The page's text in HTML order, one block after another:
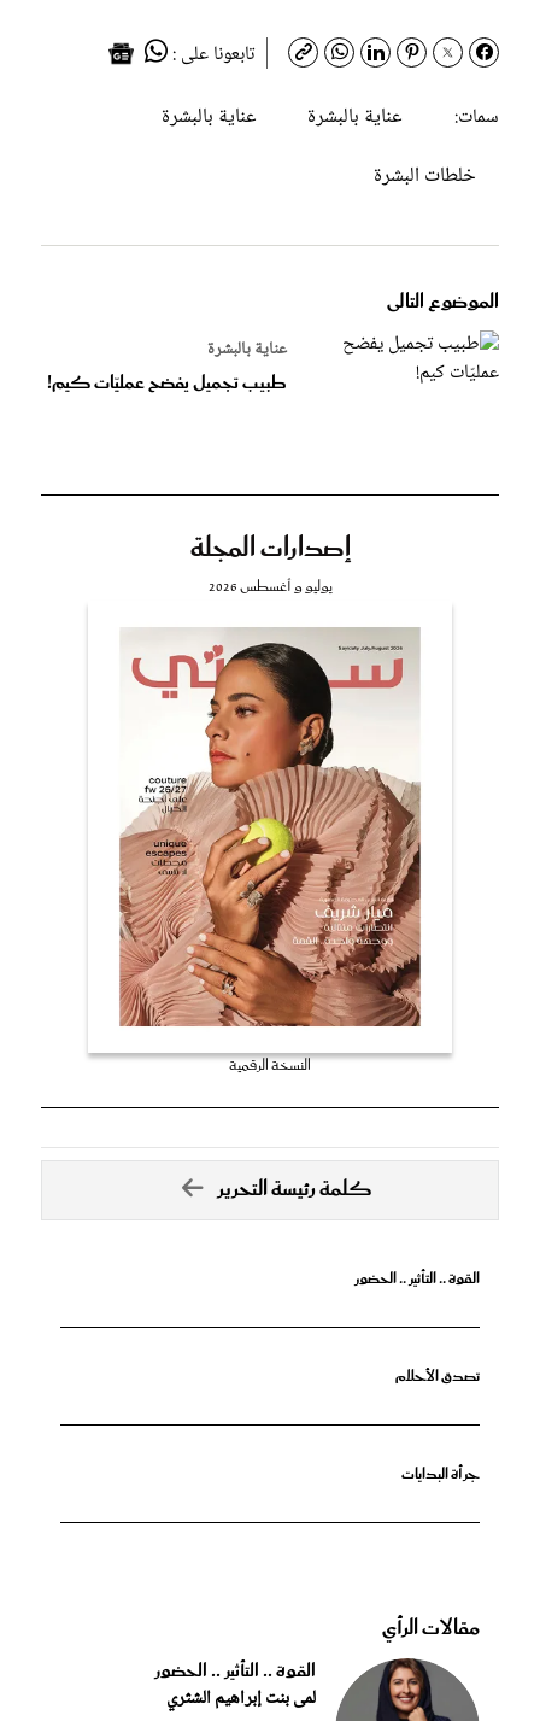
تابعونا على :
سمات:
عناية بالبشرة
عناية بالبشرة
خلطات البشرة
الموضوع التالى
عناية بالبشرة
طبيب تجميل يفضح عمليّات كيم!
إصدارات المجلة
يوليو و أغسطس 2026
النسخة الرقمية
كلمة رئيسة التحرير
القوة .. التأثير .. الحضور
تصدق الأحلام
جرأة البدايات
مقالات الرأي
القوة .. التأثير .. الحضور
لمى بنت إبراهيم الشثري